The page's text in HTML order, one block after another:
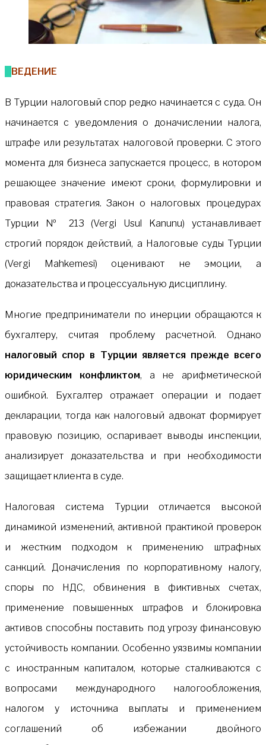
ВВЕДЕНИЕ
В Турции налоговый спор редко начинается с суда. Он
начинается с уведомления о доначислении налога,
штрафе или результатах налоговой проверки. С этого
момента для бизнеса запускается процесс, в котором
решающее значение имеют сроки, формулировки и
правовая стратегия. Закон о налоговых процедурах
Турции № 213 (Vergi Usul Kanunu) устанавливает
строгий порядок действий, а Налоговые суды Турции
(Vergi Mahkemesi) оценивают не эмоции, а
доказательства и процессуальную дисциплину.
Многие предприниматели по инерции обращаются к
бухгалтеру, считая проблему расчетной. Однако
налоговый спор в Турции является прежде всего
юридическим конфликтом, а не арифметической
ошибкой. Бухгалтер отражает операции и подает
декларации, тогда как налоговый адвокат формирует
правовую позицию, оспаривает выводы инспекции,
анализирует доказательства и при необходимости
защищает клиента в суде.
Налоговая система Турции отличается высокой
динамикой изменений, активной практикой проверок
и жестким подходом к применению штрафных
санкций. Доначисления по корпоративному налогу,
споры по НДС, обвинения в фиктивных счетах,
применение повышенных штрафов и блокировка
активов способны поставить под угрозу финансовую
устойчивость компании. Особенно уязвимы компании
с иностранным капиталом, которые сталкиваются с
вопросами международного налогообложения,
налогом у источника выплаты и применением
соглашений об избежании двойного